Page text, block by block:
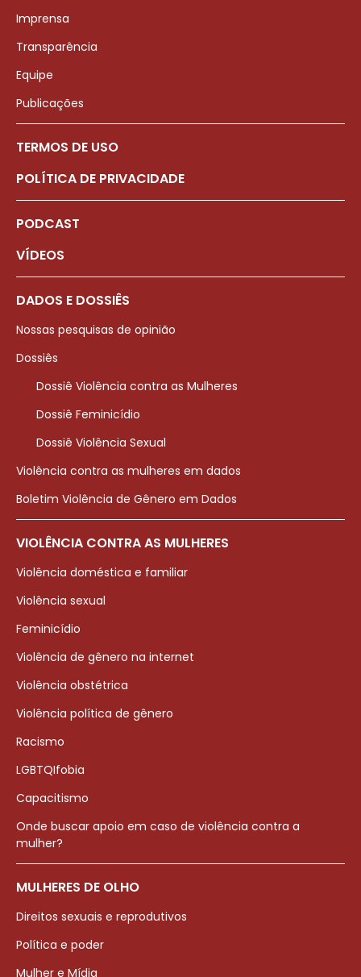
Imprensa
Transparência
Equipe
Publicações
TERMOS DE USO
POLÍTICA DE PRIVACIDADE
PODCAST
VÍDEOS
DADOS E DOSSIÊS
Nossas pesquisas de opinião
Dossiês
Dossiê Violência contra as Mulheres
Dossiê Feminicídio
Dossiê Violência Sexual
Violência contra as mulheres em dados
Boletim Violência de Gênero em Dados
VIOLÊNCIA CONTRA AS MULHERES
Violência doméstica e familiar
Violência sexual
Feminicídio
Violência de gênero na internet
Violência obstétrica
Violência política de gênero
Racismo
LGBTQIfobia
Capacitismo
Onde buscar apoio em caso de violência contra a
mulher?
MULHERES DE OLHO
Direitos sexuais e reprodutivos
Política e poder
Mulher e Mídia